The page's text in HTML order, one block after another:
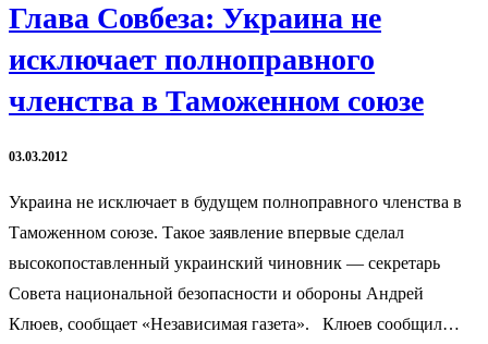
Глава Совбеза: Украина не
исключает полноправного
членства в Таможенном союзе
03.03.2012
Украина не исключает в будущем полноправного членства в
Таможенном союзе. Такое заявление впервые сделал
высокопоставленный украинский чиновник — секретарь
Совета национальной безопасности и обороны Андрей
Клюев, сообщает «Независимая газета». Клюев сообщил…